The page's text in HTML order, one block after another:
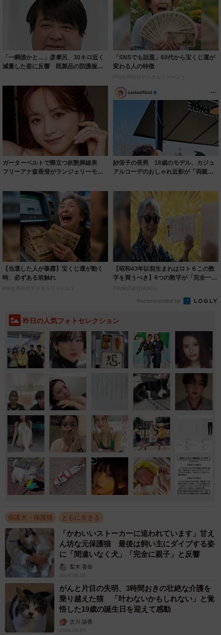
「一瞬誰かと…」彦摩呂、30キロ近く
減量した姿に反響 既製品の防護服が
「SNSでも話題」60代から宝くじ運が
変わる人の特徴
PR(合同会社デジタルファーム )
ガーターベルトで際立つ妖艶脚線美
フリーアナ森香澄がランジェリーモデ
紗栄子の長男 18歳のモデル、カジュ
アルコーデのおしゃれ近影が「両親の
【当選した人が暴露】宝くじ運が動く
時、必ずある前触れ
PR(合同会社デジタルファーム )
【昭和43年以前生まれはロト６この数
字を買うべき】6つの数字が「完全一
致」する方...
PR(株式会社MURA)
Recommended by
昨日の人気フォトセレクション
保護犬・保護猫 ともに生きる
「かわいいストーカーに追われています」甘え
ん坊な元保護猫 最後は飼い主にダイブする姿
に「間違いなく犬」「完全に親子」と反響
梨木 香奈
2026.08.06
がんと片目の失明、3時間おきの壮絶な介護を
乗り越えた猫 「叶わないかもしれない」と覚
悟した19歳の誕生日を迎えて感動
古川 諭香
2026.08.06